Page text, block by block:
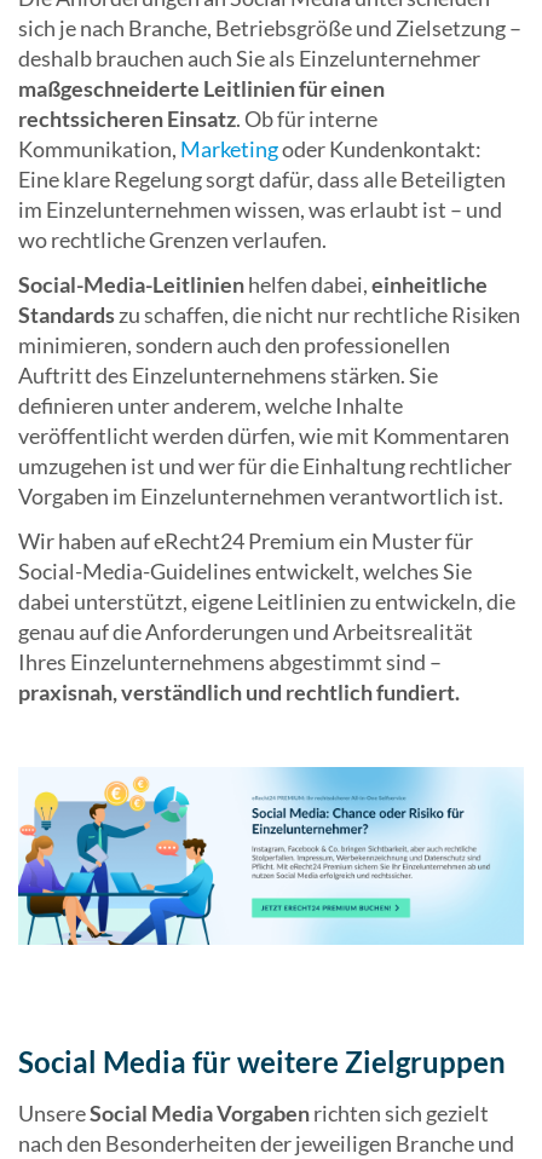
sich je nach Branche, Betriebsgröße und Zielsetzung –
deshalb brauchen auch Sie als Einzelunternehmer
maßgeschneiderte Leitlinien für einen
rechtssicheren Einsatz. Ob für interne
Kommunikation, Marketingoder Kundenkontakt:
Eine klare Regelung sorgt dafür, dass alle Beteiligten
im Einzelunternehmen wissen, was erlaubt ist – und
wo rechtliche Grenzen verlaufen.
Social-Media-Leitlinienhelfen dabei,einheitliche
Standardszu schaffen, die nicht nur rechtliche Risiken
minimieren, sondern auch den professionellen
Auftritt des Einzelunternehmens stärken. Sie
definieren unter anderem, welche Inhalte
veröffentlicht werden dürfen, wie mit Kommentaren
umzugehen ist und wer für die Einhaltung rechtlicher
Vorgaben im Einzelunternehmen verantwortlich ist.
Wir haben auf eRecht24 Premium ein Muster für
Social-Media-Guidelines entwickelt, welches Sie
dabei unterstützt, eigene Leitlinien zu entwickeln, die
genau auf die Anforderungen und Arbeitsrealität
Ihres Einzelunternehmens abgestimmt sind –
praxisnah, verständlich und rechtlich fundiert.
Social Media für weitere Zielgruppen
UnsereSocial Media Vorgabenrichten sich gezielt
nach den Besonderheiten der jeweiligen Branche und